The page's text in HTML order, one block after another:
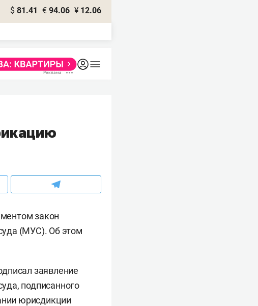
$ 81.41 € 94.06 ¥ 12.06
закон
(МУС). Об этом
заявление
подписанного
юрисдикции